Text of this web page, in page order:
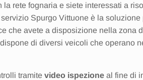
la rete fognaria e siete interessati a
Spurgo Vittuone è la soluzione
che avete a disposizione nella zona
di diversi veicoli che operano
tramitevideo ispezione al fine di